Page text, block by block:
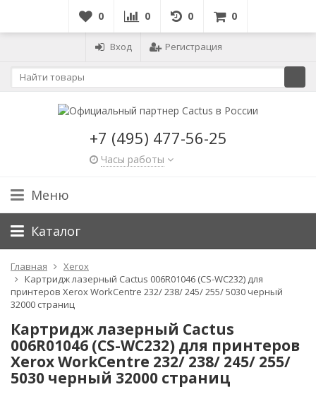
0 0 0 0
Вход Регистрация
+7 (495) 477-56-25
Часы работы
Меню
Каталог
Главная
Xerox
Картридж лазерный Cactus 006R01046 (CS-WC232) для
принтеров Xerox WorkCentre 232/ 238/ 245/ 255/ 5030 черный
32000 страниц
Картридж лазерный Cactus
006R01046 (CS-WC232) для принтеров
Xerox WorkCentre 232/ 238/ 245/ 255/
5030 черный 32000 страниц